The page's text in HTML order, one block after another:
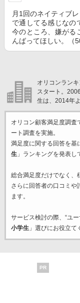
月1回のネイティブ
で通してる感じなの
今のところ、嫌がる
んばってほしい。（
オリコンラン
スタート。
生は、2014年
オリコン顧客満足度調査
ート調査を実施。
満足度に関する回答を基
生」ランキングを発表し
総合満足度だけでなく、
さらに回答者の口コミや
ます。
サービス検討の際、“ユ
小学生」選びにお役立て
PR